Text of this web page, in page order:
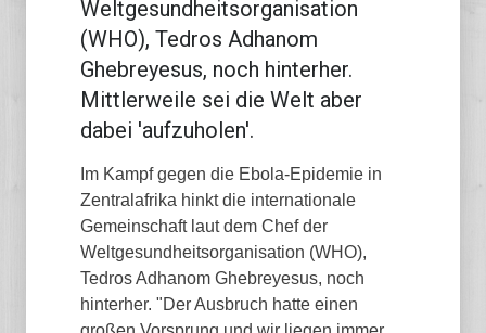
Weltgesundheitsorganisation
(WHO), Tedros Adhanom
Ghebreyesus, noch hinterher.
Mittlerweile sei die Welt aber
dabei 'aufzuholen'.
Im Kampf gegen die Ebola-Epidemie in
Zentralafrika hinkt die internationale
Gemeinschaft laut dem Chef der
Weltgesundheitsorganisation (WHO),
Tedros Adhanom Ghebreyesus, noch
hinterher. "Der Ausbruch hatte einen